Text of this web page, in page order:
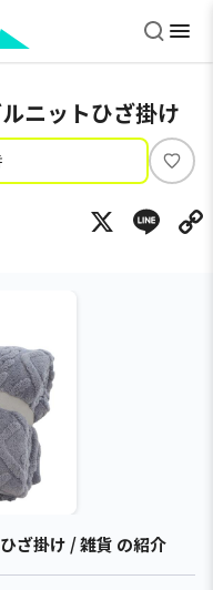
ニットひざ掛け
い
ね
X
ざ掛け / 雑貨 の紹介